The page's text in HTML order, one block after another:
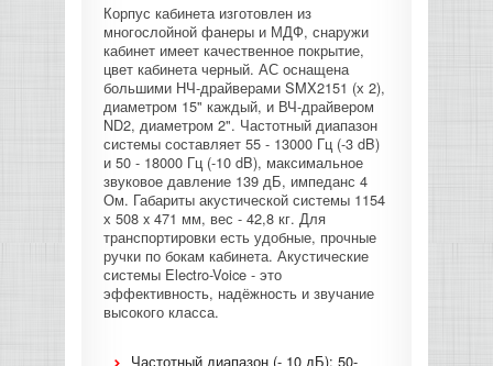
Корпус кабинета изготовлен из
многослойной фанеры и МДФ, снаружи
кабинет имеет качественное покрытие,
цвет кабинета черный. АС оснащена
большими НЧ-драйверами SMX2151 (х 2),
диаметром 15" каждый, и ВЧ-драйвером
ND2, диаметром 2". Частотный диапазон
системы составляет 55 - 13000 Гц (-3 dB)
и 50 - 18000 Гц (-10 dB), максимальное
звуковое давление 139 дБ, импеданс 4
Ом. Габариты акустической системы 1154
х 508 x 471 мм, вес - 42,8 кг. Для
транспортировки есть удобные, прочные
ручки по бокам кабинета. Акустические
системы Electro-Voice - это
эффективность, надёжность и звучание
высокого класса.
Частотный диапазон (- 10 дБ): 50-